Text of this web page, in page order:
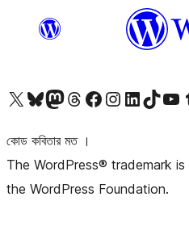
আমাদের X (আগের টুইটার) অ্যাকাউন্টে যানআমাদের Bluesky অ্যাকাউন্টটি দেখুনআমাদের মাস্টোডন অ্যাকাউন্টটি দেখুনআমাদের থ্রেডস অ্যাকাউন্টটি দেখুনআমাদের ফেসবুক পেজ দেখুনআমাদের ইন্সটাগ্রাম অ্যাকাউন্ট দেখুনআমাদের লিঙ্কডইন অ্যাকাউন্টে যানআমাদের TikTok অ্যাকাউন্টটি দেখুনআমাদের ইউটিউব চ্যানেলে যান
কোড কবিতার মত ।
The WordPress® trademark
the WordPress Foundation.